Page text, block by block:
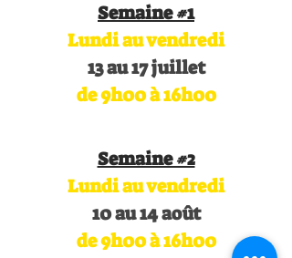
Semaine#1
Lundi au vendredi
13 au 17 juillet
de 9h00 à 16h00
Semaine #2
Lundi au vendredi
10 au 14 août
de 9h00 à 16h00